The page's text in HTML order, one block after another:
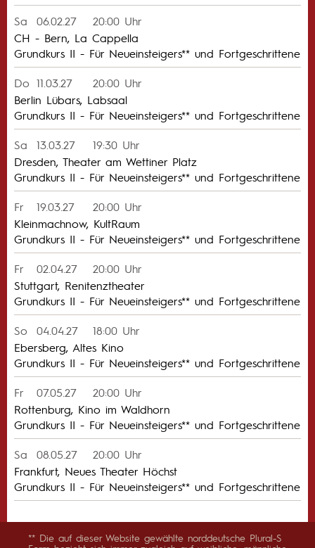
Sa
06.02.27
20:00 Uhr
CH - Bern, La Cappella
Grundkurs II - Für Neueinsteigers** und Fortgeschrittene
Do 11.03.27
20:00 Uhr
Berlin Lübars, Labsaal
Grundkurs II - Für Neueinsteigers** und Fortgeschrittene
Sa
13.03.27
19:30 Uhr
Dresden, Theater am Wettiner Platz
Grundkurs II - Für Neueinsteigers** und Fortgeschrittene
Fr
19.03.27
20:00 Uhr
Kleinmachnow, KultRaum
Grundkurs II - Für Neueinsteigers** und Fortgeschrittene
Fr
02.04.27
20:00 Uhr
Stuttgart, Renitenztheater
Grundkurs II - Für Neueinsteigers** und Fortgeschrittene
So
04.04.27
18:00 Uhr
Ebersberg, Altes Kino
Grundkurs II - Für Neueinsteigers** und Fortgeschrittene
Fr
07.05.27
20:00 Uhr
Rottenburg, Kino im Waldhorn
Grundkurs II - Für Neueinsteigers** und Fortgeschrittene
Sa
08.05.27
20:00 Uhr
Frankfurt, Neues Theater Höchst
Grundkurs II - Für Neueinsteigers** und Fortgeschrittene
** Die auf dieser Website gewählte norddeutsche Plural-S